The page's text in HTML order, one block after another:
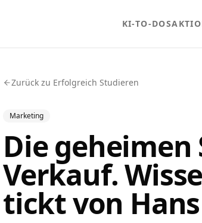
KI-TO-DOS
Zurück zu Erfolgreich Studieren
Marketing
Die
Verkauf.
tickt von